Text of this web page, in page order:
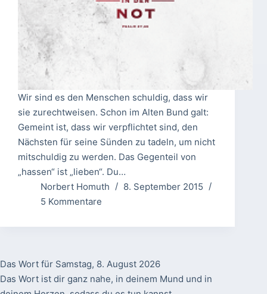
Wir sind es den Menschen schuldig, dass wir
sie zurechtweisen. Schon im Alten Bund galt:
Gemeint ist, dass wir verpflichtet sind, den
Nächsten für seine Sünden zu tadeln, um nicht
mitschuldig zu werden. Das Gegenteil von
„hassen“ ist „lieben“. Du…
Norbert Homuth
8. September 2015
5 Kommentare
Das Wort für Samstag, 8. August 2026
Das Wort ist dir ganz nahe, in deinem Mund und in